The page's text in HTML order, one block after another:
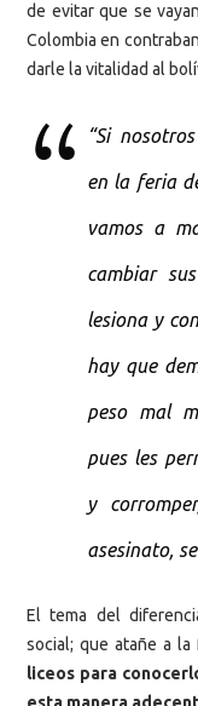
de evitar que se
Colombia en
darle la vitalidad al
“Si
en la feria
vamos a
cambiar
lesiona y
hay que
peso mal
pues les
y
asesinato,
El tema del
social; que atañe a la
liceos para
esta manera